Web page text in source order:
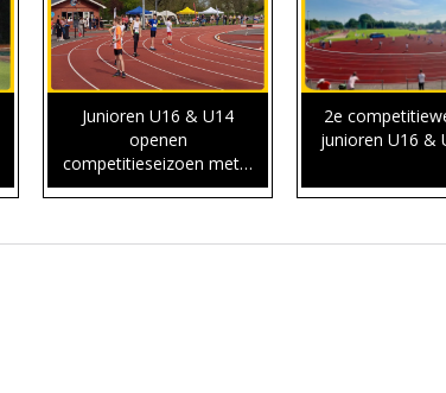
Junioren U16 & U14
openen
competitieseizoen met…
2e
junioren U16 &